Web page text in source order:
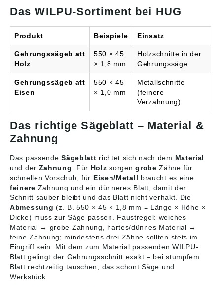
Das WILPU-Sortiment bei HUG
Produkt Beispiele Einsatz
Gehrungssägeblatt
Holz
550 × 45
× 1,8 mm
Holzschnitte in der
Gehrungssäge
Gehrungssägeblatt
Eisen
550 × 45
× 1,0 mm
Metallschnitte
(feinere
Verzahnung)
Das richtige Sägeblatt – Material &
Zahnung
Das passendeSägeblatt richtet sich nach dem Material
und der Zahnung: Für Holz sorgengrobe Zähne für
schnellen Vorschub, für Eisen/Metall braucht es eine
feinere Zahnung und ein dünneres Blatt, damit der
Schnitt sauber bleibt und das Blatt nicht verhakt. Die
Abmessung (z. B. 550 × 45 × 1,8 mm = Länge × Höhe ×
Dicke) muss zur Säge passen. Faustregel: weiches
Material → grobe Zahnung, hartes/dünnes Material →
feine Zahnung; mindestens drei Zähne sollten stets im
Eingriff sein. Mit dem zum Material passenden WILPU-
Blatt gelingt der Gehrungsschnitt exakt – bei stumpfem
Blatt rechtzeitig tauschen, das schont Säge und
Werkstück.